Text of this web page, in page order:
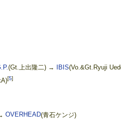
(Gt.上出隆二) → IBIS(Vo.&Gt.Ryuji
[5]
OVERHEAD(青石ケンジ)